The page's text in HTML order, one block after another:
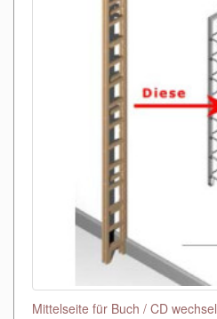
Mittelseite für Buch / CD wechsel